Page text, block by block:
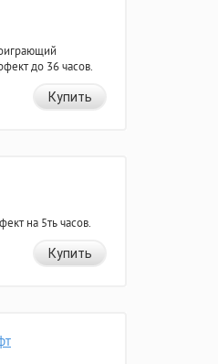
до 36 часов.
Купить
на 5ть часов.
Купить